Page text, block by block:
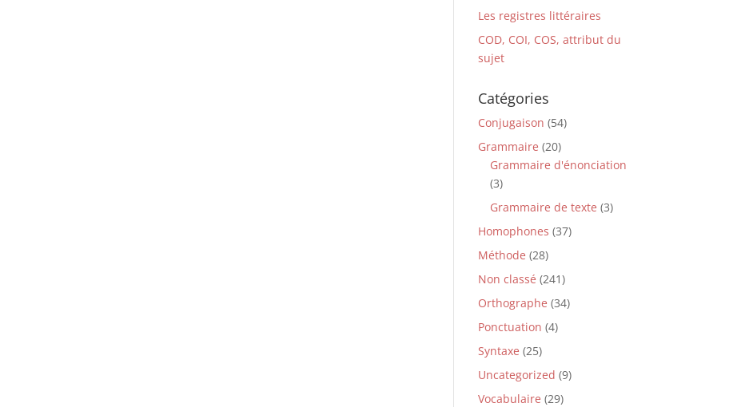
Les registres littéraires
COD, COI, COS, attribut du
sujet
Catégories
Conjugaison (54)
Grammaire (20)
Grammaire d'énonciation
(3)
Grammaire de texte (3)
Homophones (37)
Méthode (28)
Non classé (241)
Orthographe (34)
Ponctuation (4)
Syntaxe (25)
Uncategorized (9)
Vocabulaire (29)